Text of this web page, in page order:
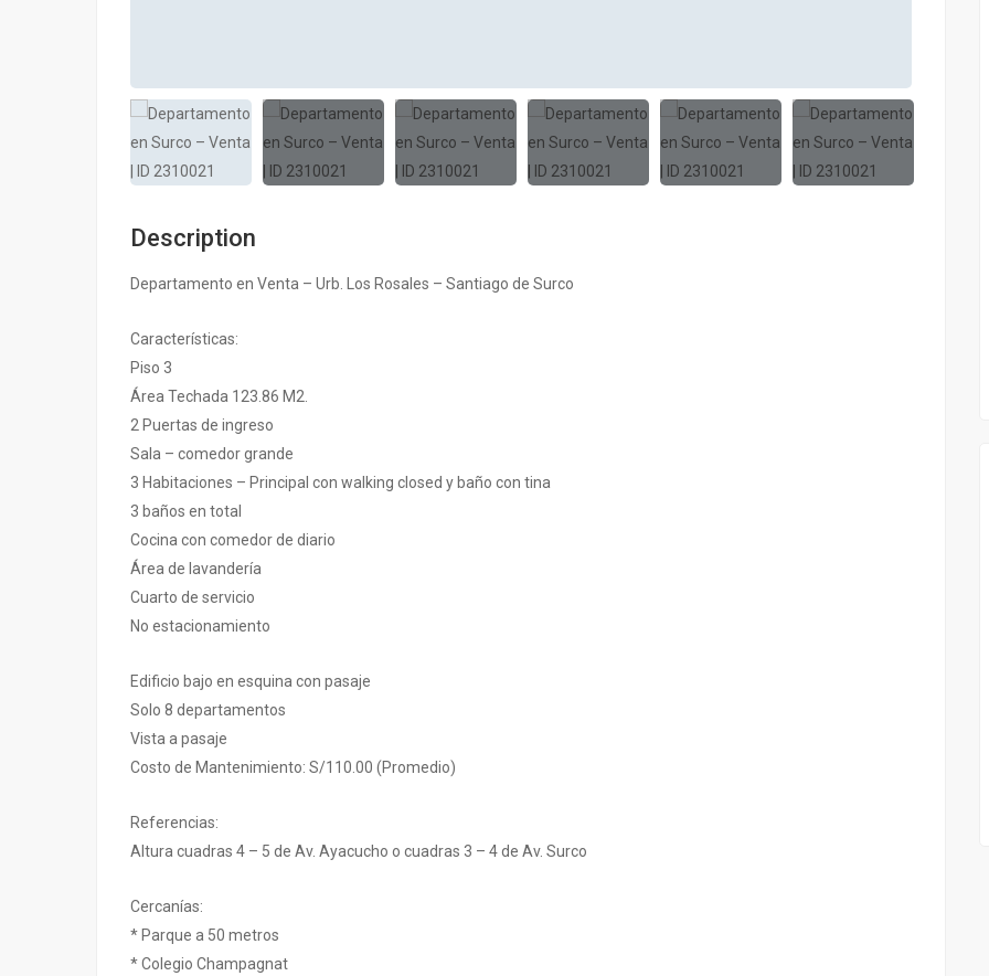
Description
Departamento en Venta – Urb. Los Rosales – Santiago de Surco
Características:
Piso 3
Área Techada 123.86 M2.
2 Puertas de ingreso
Sala – comedor grande
3 Habitaciones – Principal con walking closed y baño con tina
3 baños en total
Cocina con comedor de diario
Área de lavandería
Cuarto de servicio
No estacionamiento
Edificio bajo en esquina con pasaje
Solo 8 departamentos
Vista a pasaje
Costo de Mantenimiento: S/110.00 (Promedio)
Referencias:
Altura cuadras 4 – 5 de Av. Ayacucho o cuadras 3 – 4 de Av. Surco
Cercanías:
* Parque a 50 metros
* Colegio Champagnat